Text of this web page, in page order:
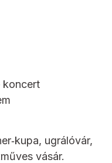
koncert
ugrálóvár,
vásár.